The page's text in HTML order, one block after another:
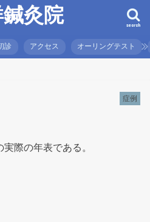
灸院 search
診 アクセス オーリングテスト
症例
際の年表である。